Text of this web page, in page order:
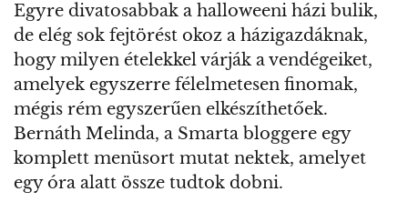
Egyre divatosabbak a halloweeni házi bulik,
de elég sok fejtörést okoz a házigazdáknak,
hogy milyen ételekkel várják a vendégeiket,
amelyek egyszerre félelmetesen finomak,
mégis rém egyszerűen elkészíthetőek.
Bernáth Melinda, a Smarta bloggere egy
komplett menüsort mutat nektek, amelyet
egy óra alatt össze tudtok dobni.